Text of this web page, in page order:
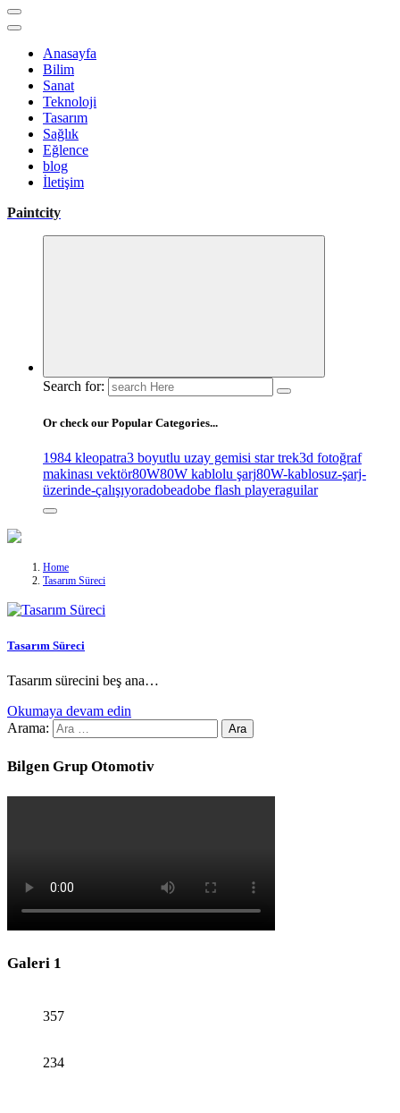
Anasayfa
Bilim
Sanat
Teknoloji
Tasarım
Sağlık
Eğlence
blog
İletişim
Paintcity
Search for:
Or check our Popular Categories...
1984 kleopatra3 boyutlu uzay gemisi star trek3d fotoğraf
makinası vektör80W80W kablolu şarj80W-kablosuz-şarj-
üzerinde-çalışıyoradobeadobe flash playeraguilar
Home
Tasarım Süreci
Tasarım Süreci
Tasarım sürecini beş ana…
Okumaya devam edin
Arama:
Bilgen Grup Otomotiv
Galeri 1
357
234